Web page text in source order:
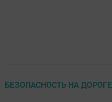
БЕЗОПАСНОСТЬ НА ДОРОГЕ